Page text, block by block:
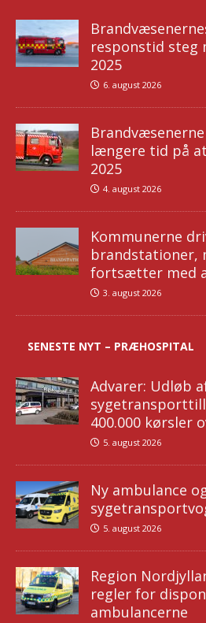
responstid steg
2025
6. august 2026
længere tid på
2025
4. august 2026
Kommunerne
brandstationer,
fortsætter med
3. august 2026
SENESTE NYT – PRÆHOSPITAL
Advarer: Udløb
400.000 kørsler
5. august 2026
Ny ambulance
5. august 2026
Region
regler for
ambulancerne